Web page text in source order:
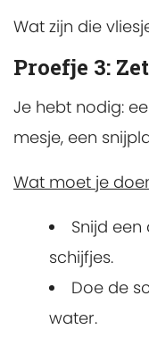
Wat zijn die
Proefje 3:
Je hebt nodig:
mesje, een
Wat moet je
Snijd
schijfjes.
Doe de
water.